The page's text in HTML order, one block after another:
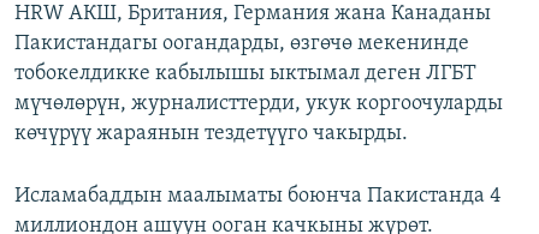
HRW АКШ, Британия, Германия жана Канаданы
Пакистандагы оогандарды, өзгөчө мекенинде
тобокелдикке кабылышы ыктымал деген ЛГБТ
мүчөлөрүн, журналисттерди, укук коргоочуларды
көчүрүү жараянын тездетүүго чакырды.
Исламабаддын маалыматы боюнча Пакистанда 4
миллиондон ашуун ооган качкыны жүрөт.